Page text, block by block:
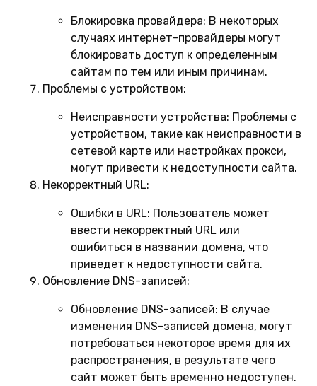
Блокировка провайдера: В некоторых
случаях интернет-провайдеры могут
блокировать доступ к определенным
сайтам по тем или иным причинам.
Проблемы с устройством:
Неисправности устройства: Проблемы с
устройством, такие как неисправности в
сетевой карте или настройках прокси,
могут привести к недоступности сайта.
Некорректный URL:
Ошибки в URL: Пользователь может
ввести некорректный URL или
ошибиться в названии домена, что
приведет к недоступности сайта.
Обновление DNS-записей:
Обновление DNS-записей: В случае
изменения DNS-записей домена, могут
потребоваться некоторое время для их
распространения, в результате чего
сайт может быть временно недоступен.